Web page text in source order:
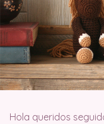
Hola queridos